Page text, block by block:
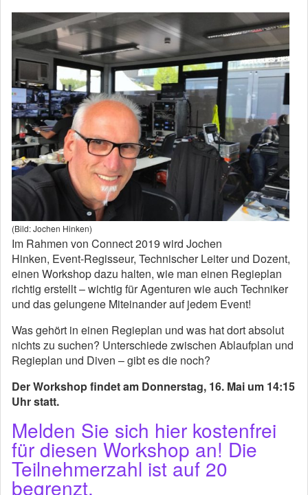
(Bild: Jochen Hinken)
Im Rahmen von Connect 2019 wird Jochen
Hinken, Event-Regisseur, Technischer Leiter und Dozent,
einen Workshop dazu halten, wie man einen Regieplan
richtig erstellt – wichtig für Agenturen wie auch Techniker
und das gelungene Miteinander auf jedem Event!
Was gehört in einen Regieplan und was hat dort absolut
nichts zu suchen? Unterschiede zwischen Ablaufplan und
Regieplan und Diven – gibt es die noch?
Der Workshop findet am Donnerstag, 16. Mai um 14:15
Uhr statt.
Melden Sie sich hier kostenfrei
für diesen Workshop an! Die
Teilnehmerzahl ist auf 20
begrenzt.